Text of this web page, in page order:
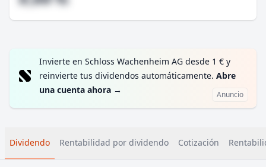
Invierte en Schloss Wachenheim AG desde 1 € y
reinvierte tus dividendos automáticamente. Abre
una cuenta ahora → Anuncio
Dividendo Rentabilidad por dividendo Cotización